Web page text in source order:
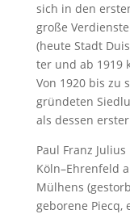
sich in den
gro­ße
(heu­te Stadt
ter und ab 1919
Von 1920 bis zu
grün­de­ten
als des­sen
Paul Franz
Köln–Eh­ren­feld
Mül­hens
ge­bo­re­ne